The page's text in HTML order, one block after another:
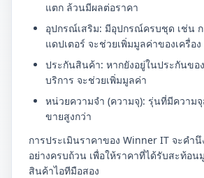
แตก ล้วนมีผลต่อราคา
อุปกรณ์เสริม: มีอุปกรณ์ครบชุด เช่น
แดปเตอร์ จะช่วยเพิ่มมูลค่าของเครื่อง
ประกันสินค้า: หากยังอยู่ในประกันขอ
บริการ จะช่วยเพิ่มมูลค่า
หน่วยความจำ (ความจุ): รุ่นที่มีความ
ขายสูงกว่า
การประเมินราคาของ Winner IT จะคำนึ
อย่างครบถ้วน เพื่อให้ราคาที่ได้รับสะท้อน
สินค้าไอทีมือสอง